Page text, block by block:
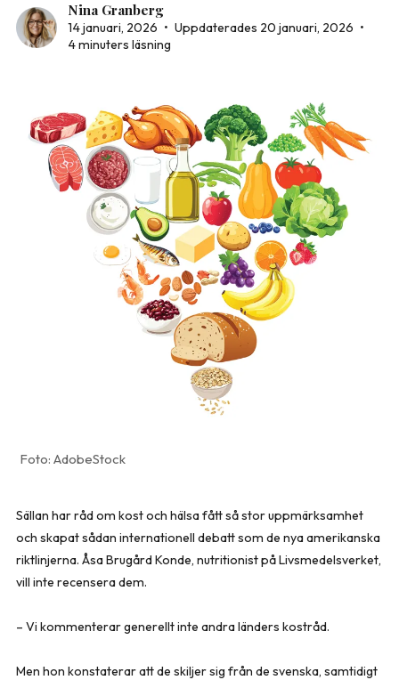
Nina Granberg
14 januari, 2026 • Uppdaterades 20 januari, 2026 •
4 minuters läsning
AdobeStock
Sällan har råd om kost och hälsa fått så stor uppmärksamhet
och skapat sådan internationell debatt som de nya amerikanska
riktlinjerna. Åsa Brugård Konde, nutritionist på Livsmedelsverket,
vill inte recensera dem.
– Vi kommenterar generellt inte andra länders kostråd.
Men hon konstaterar att de skiljer sig från de svenska, samtidigt